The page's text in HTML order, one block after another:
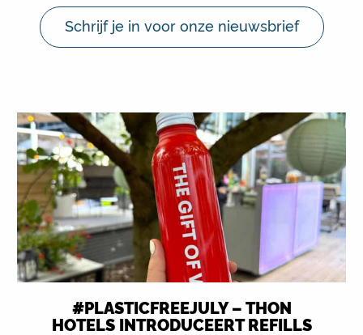
Schrijf je in voor onze nieuwsbrief
#PLASTICFREEJULY – THON
HOTELS INTRODUCEERT REFILLS